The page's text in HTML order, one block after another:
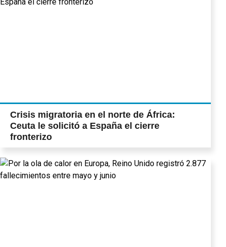
Crisis migratoria en el norte de África:
Ceuta le solicitó a España el cierre
fronterizo